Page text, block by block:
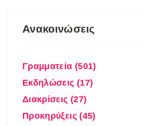
Ανακοινώσεις
Γραμματεία (501)
Εκδηλώσεις (17)
Διακρίσεις (27)
Προκηρύξεις (45)